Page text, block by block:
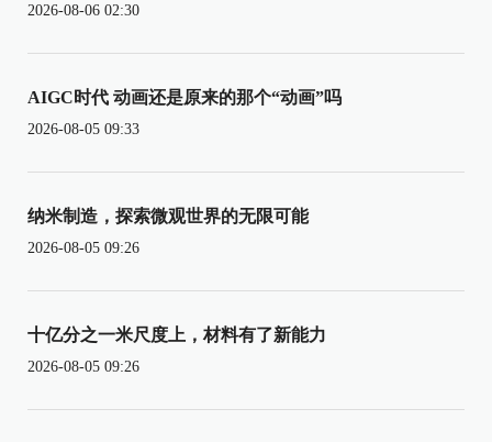
2026-08-06 02:30
AIGC时代 动画还是原来的那个“动画”吗
2026-08-05 09:33
纳米制造，探索微观世界的无限可能
2026-08-05 09:26
十亿分之一米尺度上，材料有了新能力
2026-08-05 09:26